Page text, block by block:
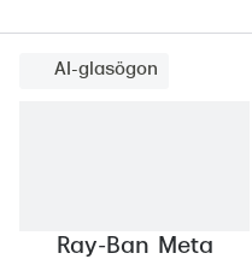
AI-glasögon
Ray-Ban Meta